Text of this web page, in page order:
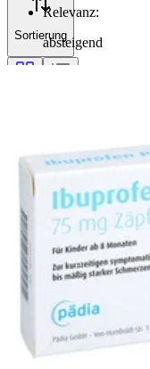
Sortierung
Relevanz:
absteigend